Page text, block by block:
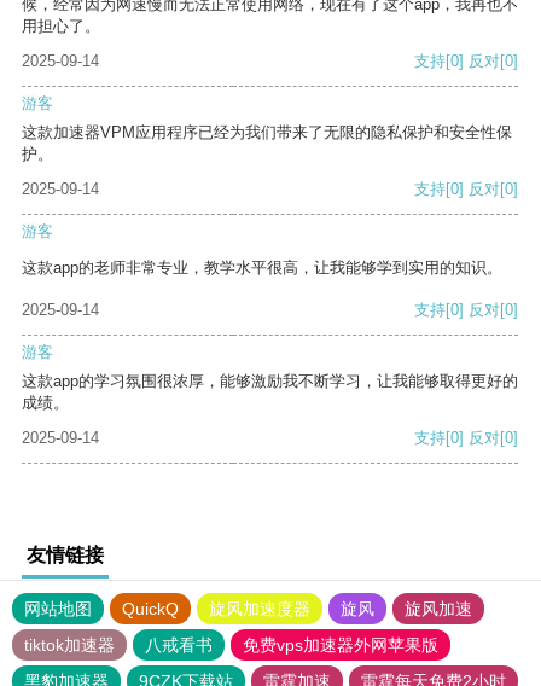
候，经常因为网速慢而无法正常使用网络，现在有了这个app，我再也不
用担心了。
2025-09-14
支持[0] 反对[0]
游客
这款加速器VPM应用程序已经为我们带来了无限的隐私保护和安全性保
护。
2025-09-14
支持[0] 反对[0]
游客
这款app的老师非常专业，教学水平很高，让我能够学到实用的知识。
2025-09-14 支持[0] 反对[0]
游客
这款app的学习氛围很浓厚，能够激励我不断学习，让我能够取得更好的
成绩。
2025-09-14
支持[0] 反对[0]
友情链接
网站地图 QuickQ 旋风加速度器 旋风
旋风加速
tiktok加速器
八戒看书
免费vps加速器外网苹果版
黑豹加速器
9CZK下载站 雷霆加速 雷霆每天免费2小时